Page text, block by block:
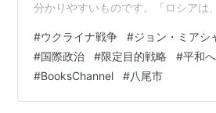
分かりやすいものです。「ロシアは
て、圧倒的な武力による電撃戦を仕
らく、多くの方がこのような認識を
おられるのではないでしょうか。 し
いうものは、光が強く当たる場所で
#ウクライナ戦争 #ジョン・ミアシ
#国際政治 #限定目的戦略 #平和
#BooksChannel #八尾市